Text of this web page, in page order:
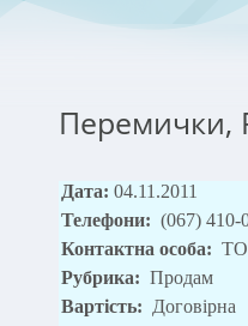
Перемички,
Дата: 04.11.2011
Телефони: (067) 410-
Контактна особа:
Рубрика: Продам
Вартість: Договірна